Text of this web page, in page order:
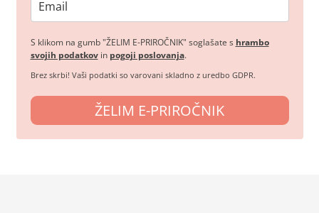
S klikom na gumb "ŽELIM E-PRIROČNIK" soglašate s hrambo
svojih podatkovin pogoji poslovanja.
Brez skrbi! Vaši podatki so varovani skladno z uredbo GDPR.
ŽELIM E-PRIROČNIK